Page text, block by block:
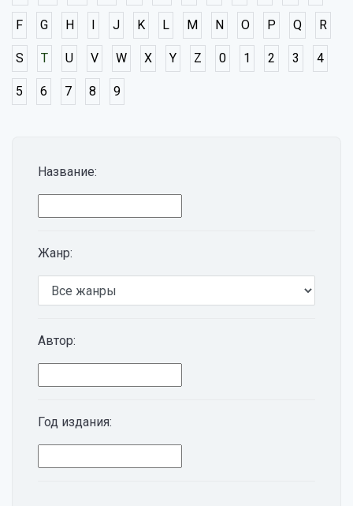
Название:
Жанр:
Автор:
Год издания:
F G H I J K L M N O P Q R
S T U V W X Y Z 0 1 2 3 4
5 6 7 8 9